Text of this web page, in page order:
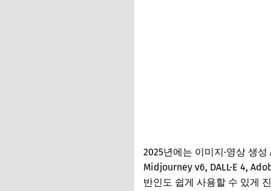
2025년에는 이미지·영상 생
Midjourney v6, DALL·E 4,
반인도 쉽게 사용할 수 있게